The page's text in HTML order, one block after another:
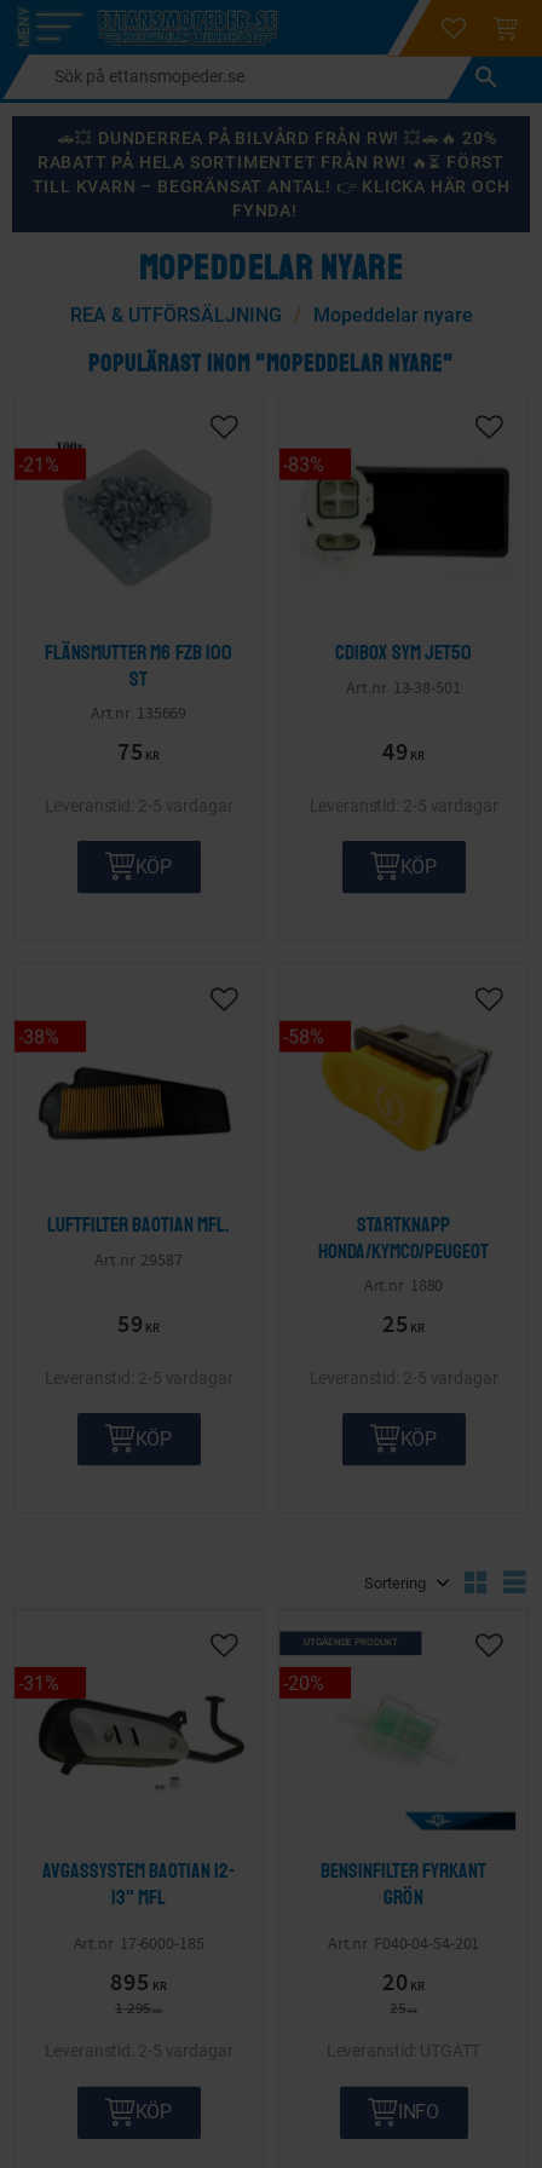
Meny
login
🚗💥 DUNDERREA PÅ BILVÅRD FRÅN RW! 💥🚗🔥 20%
RABATT PÅ HELA SORTIMENTET FRÅN RW! 🔥⏳ FÖRST
TILL KVARN – BEGRÄNSAT ANTAL! 👉 KLICKA HÄR OCH
FYNDA!
MOPEDDELAR NYARE
REA & UTFÖRSÄLJNING Mopeddelar nyare
POPULÄRAST INOM "MOPEDDELAR NYARE"
Flänsmutter M6 FZB 100
st
135669
75 KR
21 %
2-5 vardagar
KÖP
Cdibox SYM Jet50
13-38-501
49 KR
83%
2-5 vardagar
KÖP
Luftfilter Baotian mfl.
29587
59 KR
38%
2-5 vardagar
KÖP
Startknapp
Honda/Kymco/Peugeot
1880
25 KR
58%
2-5 vardagar
KÖP
Avgassystem Baotian 12-
13" mfl
17-6000-185
895 KR
1 295KR
31 %
Lägg till i önskelista
2-5 vardagar
KÖP
Bensinfilter Fyrkant
grön
F040-04-54-201
20 KR
25KR
20%
UTGÅENDE PRODUKT
Lägg
UTGÅTT
INFO